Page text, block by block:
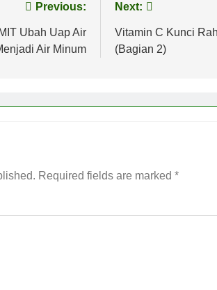
Previous:
Ubah Uap Air
Air Minum
Next:
Vitamin C Kunci
(Bagian 2)
Required fields are marked *